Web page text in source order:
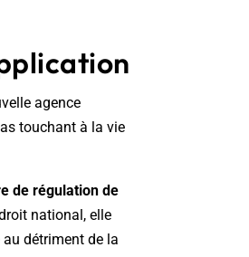
agence
touchant à la vie
de régulation de
national, elle
détriment de la